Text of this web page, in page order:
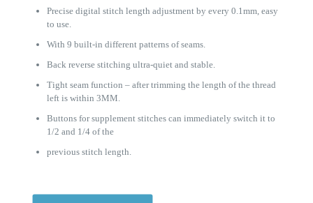
Precise digital stitch length adjustment by every 0.1mm, easy
to use.
With 9 built-in different patterns of seams.
Back reverse stitching ultra-quiet and stable.
Tight seam function – after trimming the length of the thread
left is within 3MM.
Buttons for supplement stitches can immediately switch it to
1/2 and 1/4 of the
previous stitch length.